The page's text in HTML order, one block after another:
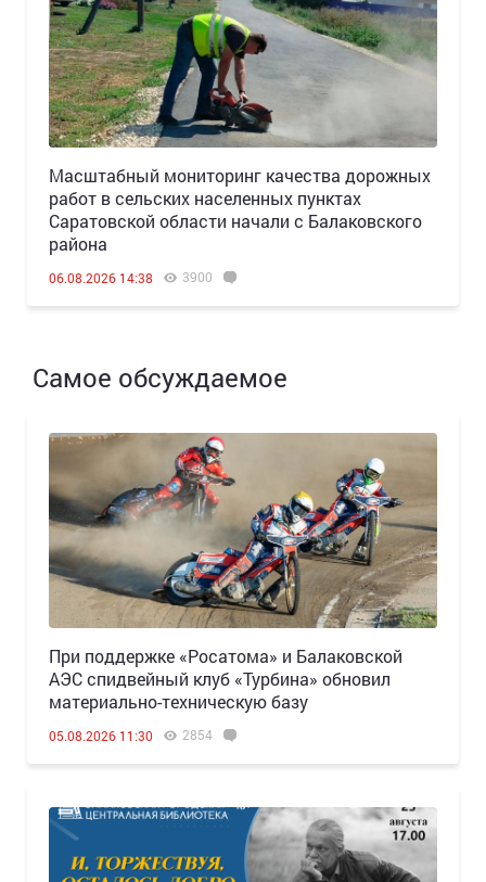
Масштабный мониторинг качества дорожных
работ в сельских населенных пунктах
Саратовской области начали с Балаковского
района
06.08.2026 14:38 3900
Самое обсуждаемое
При поддержке «Росатома» и Балаковской
АЭС спидвейный клуб «Турбина» обновил
материально-техническую базу
05.08.2026 11:30 2854